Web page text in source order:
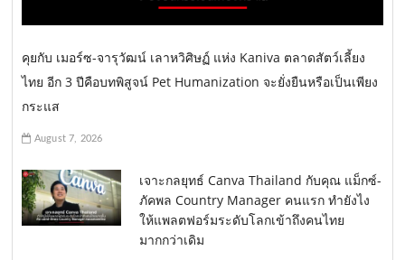
คุยกับ เมอร์ซ-จารุวัฒน์ เลาหวิศิษฏ์ แห่ง Kaniva ตลาดสัตว์เลี้ยง
ไทย อีก 3 ปีคือบทพิสูจน์ Pet Humanization จะยั่งยืนหรือเป็นเพียง
กระแส
August 7, 2026
เจาะกลยุทธ์ Canva Thailand กับคุณ แม็กซ์-
ภัคพล Country Manager คนแรก ทำยังไง
ให้แพลตฟอร์มระดับโลกเข้าถึงคนไทย
มากกว่าเดิม